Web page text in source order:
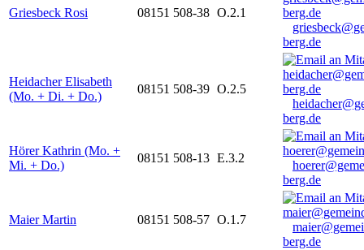
Griesbeck Rosi 08151 508-38 O.2.1
berg.de
Heidacher Elisabeth
(Mo. + Di. + Do.)
08151 508-39 O.2.5
berg.de
Hörer Kathrin (Mo. +
Mi. + Do.)
08151 508-13 E.3.2
berg.de
Maier Martin 08151 508-57 O.1.7
berg.de